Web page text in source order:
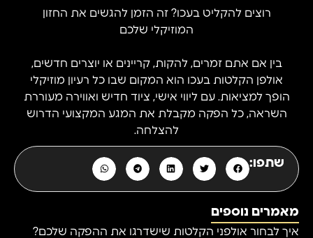
רוצים להקליט בעכו? זה הזמן להגשים את החזון
המוזיקלי שלכם
בין אם אתם זמרים, להקות, קריינים או יוצרים חדשים,
אולפן הקלטות בעכו הוא המקום שבו כל רעיון מוזיקלי
הופך למציאות. עם ליווי אישי, ציוד חדיש ואווירה מעוררת
השראה, כל הפקה מקבלת את המגע המקצועי הדרוש
להצלחה.
שתפו:
מאמרים נוספים
איך לבחור אולפני הקלטות שישדרגו את ההפקה שלכם?